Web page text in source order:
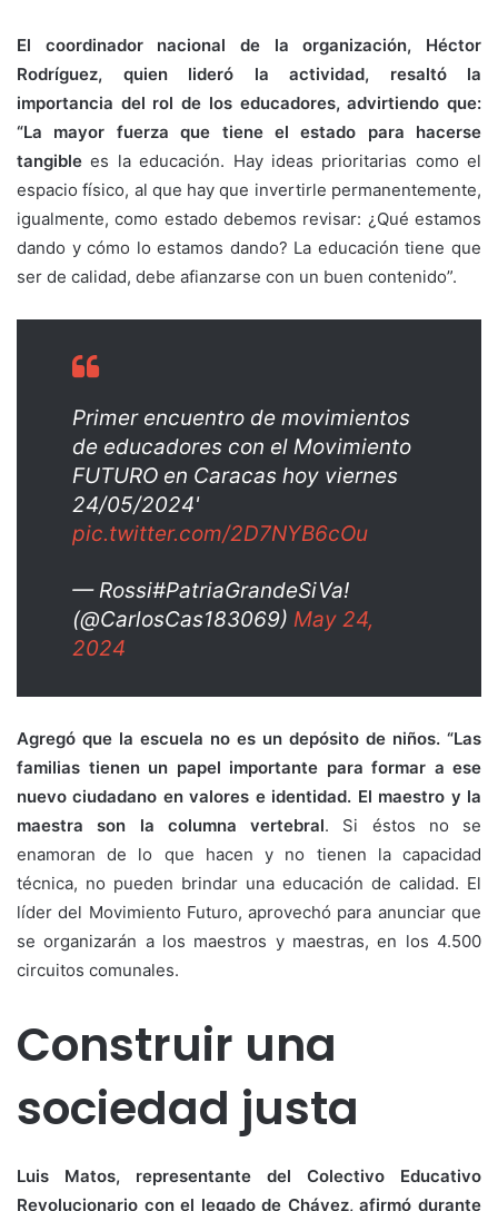
El coordinador nacional de la organización, Héctor
Rodríguez, quien lideró la actividad, resaltó la
importancia del rol de los educadores, advirtiendo que:
“La mayor fuerza que tiene el estado para hacerse
tangible es la educación. Hay ideas prioritarias como el
espacio físico, al que hay que invertirle permanentemente,
igualmente, como estado debemos revisar: ¿Qué estamos
dando y cómo lo estamos dando? La educación tiene que
ser de calidad, debe afianzarse con un buen contenido”.
Primer encuentro de movimientos
de educadores con el Movimiento
FUTURO en Caracas hoy viernes
24/05/2024'
pic.twitter.com/2D7NYB6cOu
— Rossi#PatriaGrandeSiVa!
(@CarlosCas183069) May 24,
2024
Agregó que la escuela no es un depósito de niños. “Las
familias tienen un papel importante para formar a ese
nuevo ciudadano en valores e identidad. El maestro y la
maestra son la columna vertebral. Si éstos no se
enamoran de lo que hacen y no tienen la capacidad
técnica, no pueden brindar una educación de calidad. El
líder del Movimiento Futuro, aprovechó para anunciar que
se organizarán a los maestros y maestras, en los 4.500
circuitos comunales.
Construir una
sociedad justa
Luis Matos, representante del Colectivo Educativo
Revolucionario con el legado de Chávez, afirmó durante